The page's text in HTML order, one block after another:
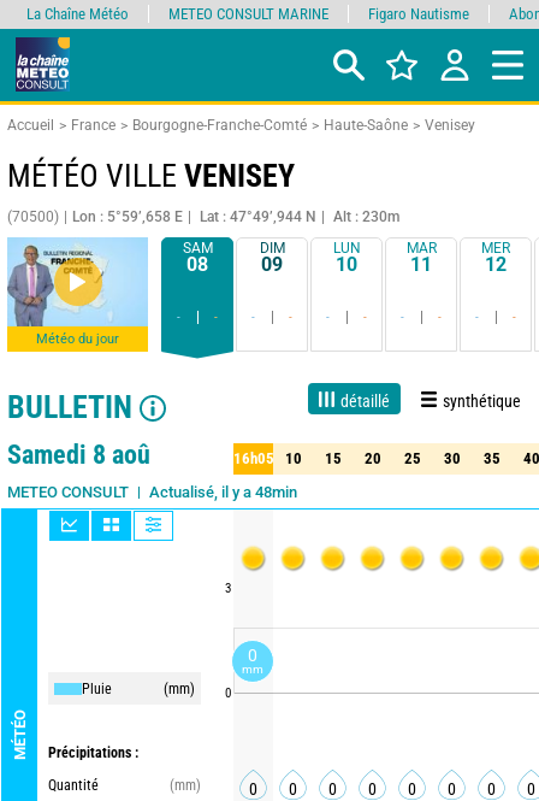
Accueil France Bourgogne-Franche-Comté Haute-Saône Venisey
MÉTÉO VILLE VENISEY
(70500) Lon : 5°59’,658 E Lat : 47°49’,944 N Alt : 230m
Météo du jour
SAM
08
- -
DIM
09
- -
LUN
10
- -
MAR
11
- -
MER
12
- -
BULLETIN détaillé synthétique
Live 1 jour 3 jours 15 jours Fiabilité 90%
Samedi 8 aoû
METEO CONSULT Actualisé, il y a 48min
MÉTÉO
Pluie (mm)
Précipitations :
Quantité
(mm)
3
0
16h05 10 15 20 25 30 35 40
05 10 15 20 25 30 35 40
0 0 0 0 0 0 0 0
La Chaîne Météo METEO CONSULT MARINE Figaro Nautisme
0
mm